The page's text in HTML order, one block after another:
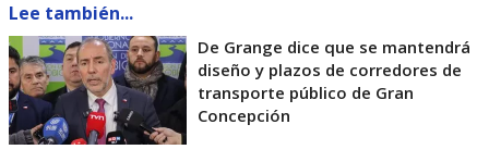
Lee también...
De Grange dice que se mantendrá
diseño y plazos de corredores de
transporte público de Gran
Concepción